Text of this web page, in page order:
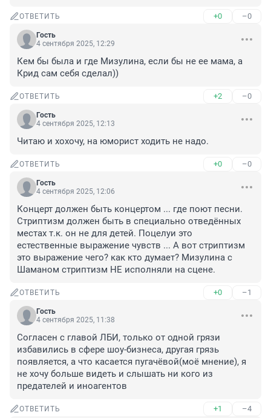
ОТВЕТИТЬ +0 –0
Гость
4 сентября 2025, 12:29
Кем бы была и где Мизулина, если бы не ее мама, а
Крид сам себя сделал))
ОТВЕТИТЬ +2 –0
Гость
4 сентября 2025, 12:13
Читаю и хохочу, на юморист ходить не надо.
ОТВЕТИТЬ +0 –0
Гость
4 сентября 2025, 12:06
Концерт должен быть концертом ... где поют песни.
Стриптизм должен быть в специально отведённых
местах т.к. он не для детей. Поцелуи это
естественные выражение чувств ... А вот стриптизм
это выражение чего? как кто думает? Мизулина с
Шаманом стриптизм НЕ исполняли на сцене.
ОТВЕТИТЬ +0 –1
Гость
4 сентября 2025, 11:38
Согласен с главой ЛБИ, только от одной грязи
избавились в сфере шоу-бизнеса, другая грязь
появляется, а что касается пугачёвой(моё мнение), я
не хочу больше видеть и слышать ни кого из
предателей и иноагентов
ОТВЕТИТЬ +1 –4